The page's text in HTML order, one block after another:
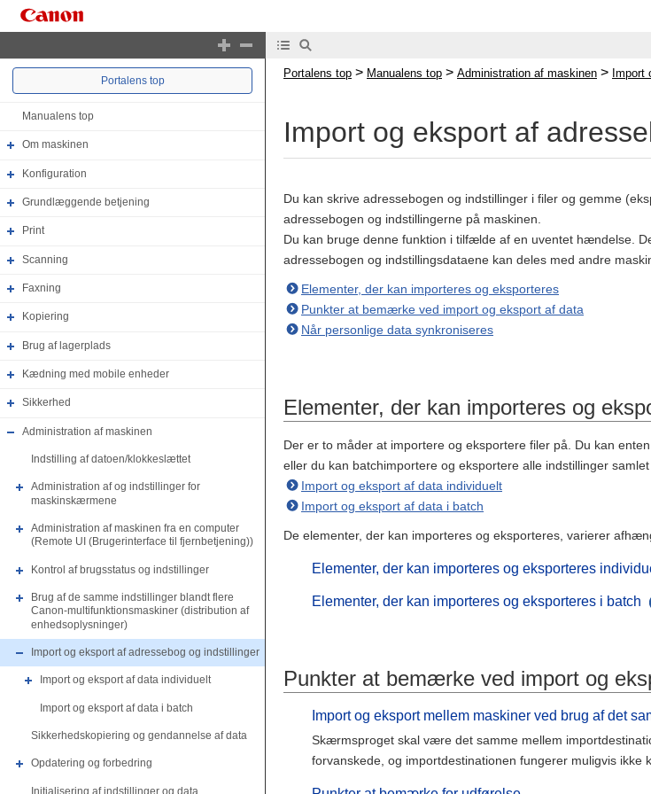
Portalens top
Manualens top
Om maskinen
Konfiguration
Grundlæggende betjening
Print
Scanning
Faxning
Kopiering
Brug af lagerplads
Kædning med mobile enheder
Sikkerhed
Administration af maskinen
Indstilling af datoen/klokkeslættet
Administration af og indstillinger for
maskinskærmene
Administration af maskinen fra en computer
(Remote UI (Brugerinterface til fjernbetjening))
Kontrol af brugsstatus og indstillinger
Brug af de samme indstillinger blandt flere
Canon-multifunktionsmaskiner (distribution af
enhedsoplysninger)
Import og eksport af adressebog og indstillinger
Import og eksport af data individuelt
Import og eksport af data i batch
Sikkerhedskopiering og gendannelse af data
Opdatering og forbedring
Initialisering af indstillinger og data
Portalens top > Manualens top > Administration af maskinen > Import
Import og eksport af
Du kan skrive adressebogen og indstillinger i filer og gemme
adressebogen og indstillingerne på maskinen.
Du kan bruge denne funktion i tilfælde af en uventet hændelse.
adressebogen og indstillingsdataene kan deles med andre
Elementer, der kan importeres og eksporteres
Punkter at bemærke ved import og eksport af data
Når personlige data synkroniseres
Elementer, der kan importeres og
Der er to måder at importere og eksportere filer på. Du kan
eller du kan batchimportere og eksportere alle indstillinger samlet
Import og eksport af data individuelt
Import og eksport af data i batch
De elementer, der kan importeres og eksporteres, varierer
Elementer, der kan importeres og eksporteres
Elementer, der kan importeres og eksporteres i batch
Punkter at bemærke ved import og
Import og eksport mellem maskiner ved brug af det
Skærmsproget skal være det samme mellem
forvanskede, og importdestinationen fungerer muligvis ikke